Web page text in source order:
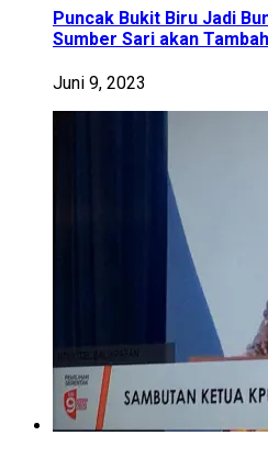
Puncak Bukit Biru Jadi
Sumber Sari akan
Juni 9, 2023